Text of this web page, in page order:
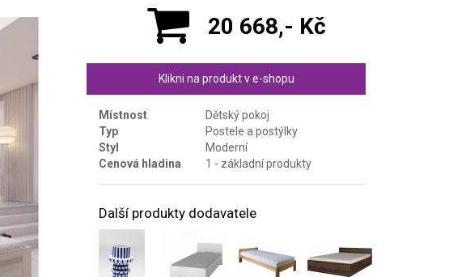
20 668,- Kč
Klikni na produkt v e-shopu
Místnost
Dětský pokoj
Typ
Postele a postýlky
Styl
Moderní
Cenová hladina
1 - základní produkty
Další produkty dodavatele